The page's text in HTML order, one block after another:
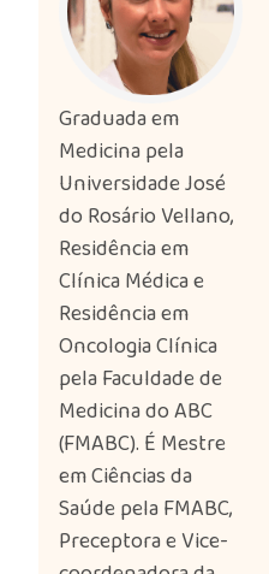
Graduada em
Medicina pela
Universidade José
do Rosário Vellano,
Residência em
Clínica Médica e
Residência em
Oncologia Clínica
pela Faculdade de
Medicina do ABC
(FMABC). É Mestre
em Ciências da
Saúde pela FMABC,
Preceptora e Vice-